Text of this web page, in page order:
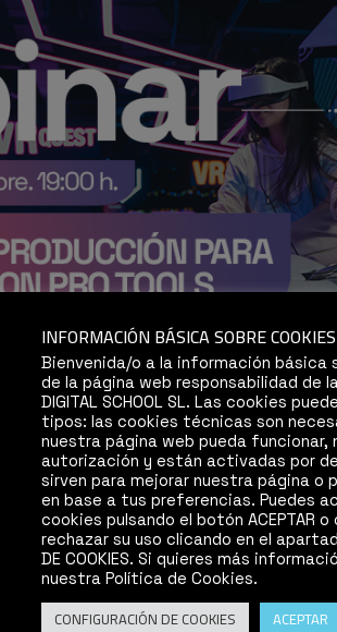
INFORMACIÓN BÁSICA SOBRE COOKIES
Bienvenida/o a la información básica
de la página web responsabilidad de
DIGITAL SCHOOL SL. Las cookies
tipos: las cookies técnicas son
nuestra página web pueda funcionar,
autorización y están activadas por
sirven para mejorar nuestra página o
en base a tus preferencias. Puedes
cookies pulsando el botón ACEPTAR
rechazar su uso clicando en el apartado
DE COOKIES. Si quieres más
nuestra Política de Cookies.
CONFIGURACIÓN DE COOKIES ACEPTAR